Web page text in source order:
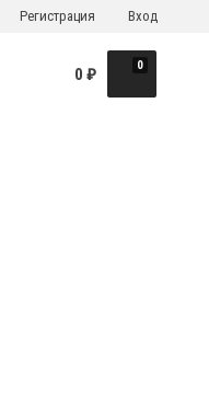
Регистрация Вход
0
0 ₽